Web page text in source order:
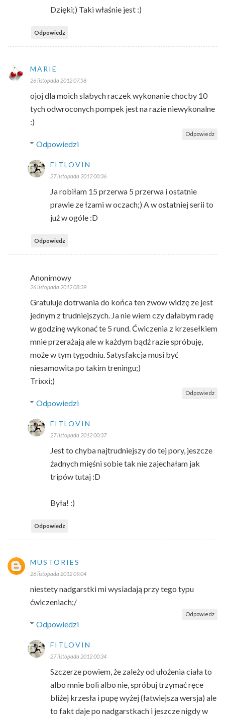
Dzięki;) Taki właśnie jest :)
Odpowiedz
MARIE
26 listopada 2012 07:58
ojoj dla moich slabych raczek wykonanie chocby 10
tych odwroconych pompek jest na razie niewykonalne
:)
Odpowiedz
Odpowiedzi
FITLOVIN
27 listopada 2012 00:36
Ja robiłam 15 przerwa 5 przerwa i ostatnie
prawie ze łzami w oczach;) A w ostatniej serii to
już w ogóle :D
Odpowiedz
Anonimowy
26 listopada 2012 08:39
Gratuluje dotrwania do końca ten zwow widzę ze jest
jednym z trudniejszych. Ja nie wiem czy dałabym radę
w godzinę wykonać te 5 rund. Ćwiczenia z krzesełkiem
mnie przerażają ale w każdym bądź razie spróbuję,
może w tym tygodniu. Satysfakcja musi być
niesamowita po takim treningu;)
Trixxi;)
Odpowiedz
Odpowiedzi
FITLOVIN
27 listopada 2012 00:37
Jest to chyba najtrudniejszy do tej pory, jeszcze
żadnych mięśni sobie tak nie zajechałam jak
tripów tutaj :D
Była! :)
Odpowiedz
MUSTORIES
26 listopada 2012 09:04
niestety nadgarstki mi wysiadają przy tego typu
ćwiczeniach;/
Odpowiedz
Odpowiedzi
FITLOVIN
27 listopada 2012 00:34
Szczerze powiem, że zależy od ułożenia ciała to
albo mnie boli albo nie, spróbuj trzymać ręce
bliżej krzesła i pupę wyżej (łatwiejsza wersja) ale
to fakt daje po nadgarstkach i jeszcze nigdy w